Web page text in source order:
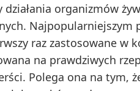
organizmów
Najpopularniejszym
raz zastosowane w
na prawdziwych
Polega ona na tym,